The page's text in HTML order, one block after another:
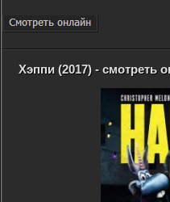
Хэппи (2017) - смотреть